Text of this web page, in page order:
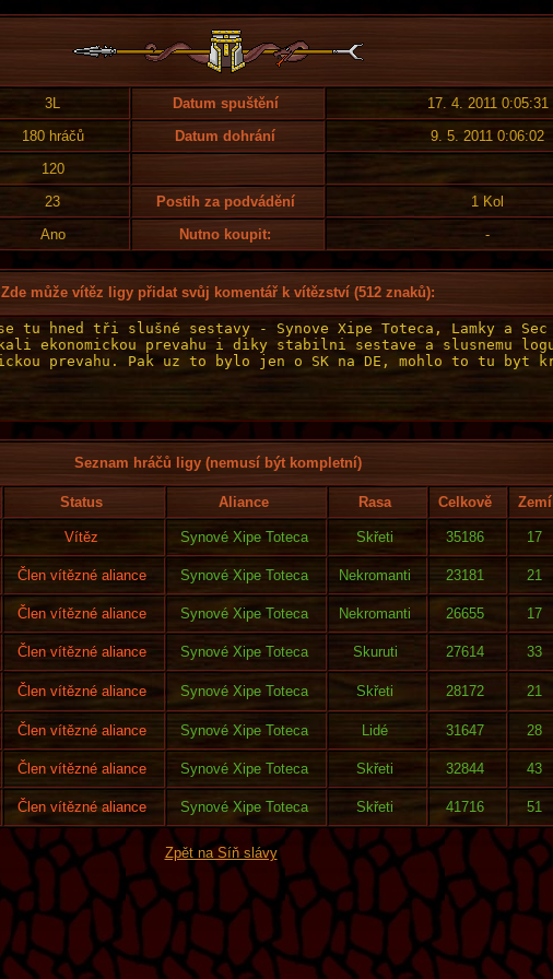
3L Datum spuštění
17. 4. 2011 0:05:31
180 hráčů Datum dohrání
9. 5. 2011 0:06:02
120
23 Postih za podvádění
1 Kol
Ano Nutno koupit: -
Zde může vítěz ligy přidat svůj komentář k vítězství (512 znaků):
Seznam hráčů ligy (nemusí být kompletní)
Status Aliance Rasa Celkově Zemí
Vítěz Synové Xipe Toteca Skřeti 35186 17
Člen vítězné aliance Synové Xipe Toteca Nekromanti 23181 21
Člen vítězné aliance Synové Xipe Toteca Nekromanti 26655 17
Člen vítězné aliance Synové Xipe Toteca Skuruti 27614 33
Člen vítězné aliance Synové Xipe Toteca Skřeti 28172 21
Člen vítězné aliance Synové Xipe Toteca Lidé 31647 28
Člen vítězné aliance Synové Xipe Toteca Skřeti 32844 43
Člen vítězné aliance Synové Xipe Toteca Skřeti 41716 51
Zpět na Síň slávy